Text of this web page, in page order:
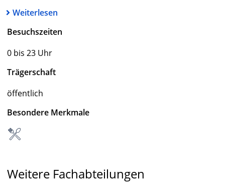
Weiterlesen
Besuchszeiten
0 bis 23 Uhr
Trägerschaft
öffentlich
Besondere Merkmale
Weitere Fachabteilungen